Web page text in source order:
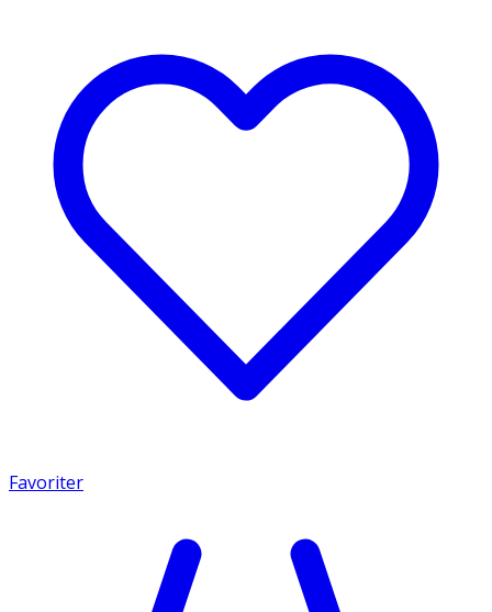
Favoriter